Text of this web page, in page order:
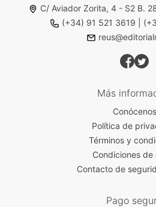
C/ Aviador Zorita, 4 - S2 B.
(+34) 91 521 3619
Más
Conócenos
Política de
Términos y
Condiciones de
Contacto de
Pago